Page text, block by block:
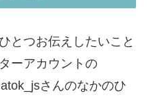
とつお伝えしたいこと
ーアカウントの
さんのなかのひ